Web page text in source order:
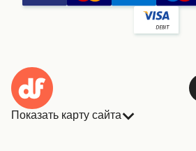
Показать карту сайта